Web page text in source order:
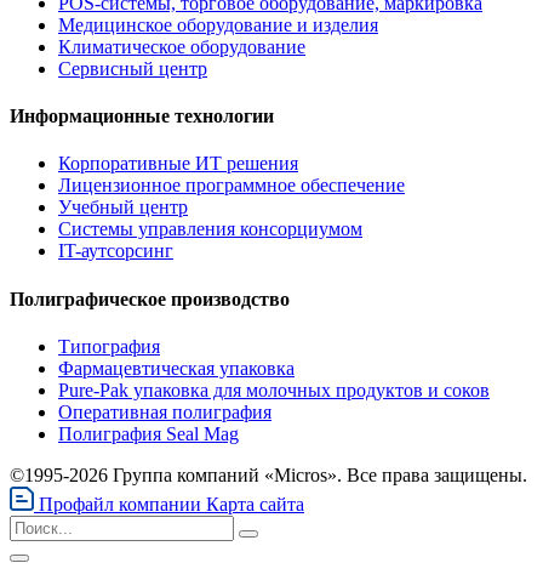
Медицинское оборудование и изделия
Климатическое оборудование
Сервисный центр
Информационные технологии
Корпоративные ИТ решения
Лицензионное программное обеспечение
Учебный центр
Системы управления консорциумом
IT-аутсорсинг
Полиграфическое производство
Типография
Фармацевтическая упаковка
Pure-Pak упаковка для молочных продуктов и соков
Оперативная полиграфия
Полиграфия Seal Mag
©1995-2026 Группа компаний «Micros». Все права защищены.
Профайл компании Карта сайта